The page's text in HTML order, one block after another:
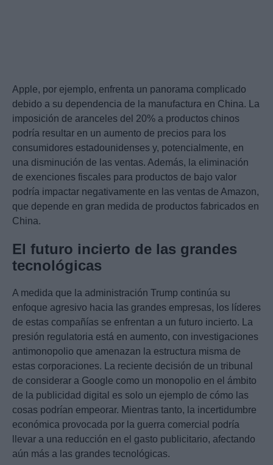
Apple, por ejemplo, enfrenta un panorama complicado
debido a su dependencia de la manufactura en China. La
imposición de aranceles del 20% a productos chinos
podría resultar en un aumento de precios para los
consumidores estadounidenses y, potencialmente, en
una disminución de las ventas. Además, la eliminación
de exenciones fiscales para productos de bajo valor
podría impactar negativamente en las ventas de Amazon,
que depende en gran medida de productos fabricados en
China.
El futuro incierto de las grandes
tecnológicas
A medida que la administración Trump continúa su
enfoque agresivo hacia las grandes empresas, los líderes
de estas compañías se enfrentan a un futuro incierto. La
presión regulatoria está en aumento, con investigaciones
antimonopolio que amenazan la estructura misma de
estas corporaciones. La reciente decisión de un tribunal
de considerar a Google como un monopolio en el ámbito
de la publicidad digital es solo un ejemplo de cómo las
cosas podrían empeorar. Mientras tanto, la incertidumbre
económica provocada por la guerra comercial podría
llevar a una reducción en el gasto publicitario, afectando
aún más a las grandes tecnológicas.